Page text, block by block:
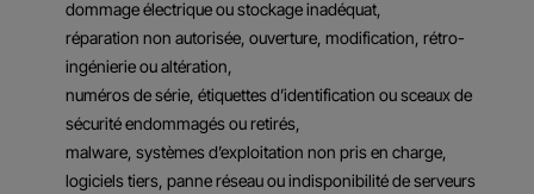
dommage électrique ou stockage inadéquat,
réparation non autorisée, ouverture, modification, rétro-
ingénierie ou altération,
numéros de série, étiquettes d’identification ou sceaux de
sécurité endommagés ou retirés,
malware, systèmes d’exploitation non pris en charge,
logiciels tiers, panne réseau ou indisponibilité de serveurs